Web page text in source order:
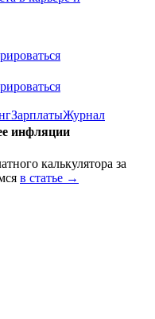
ЗарплатыЖурнал
инфляции
калькулятора за
в статье →